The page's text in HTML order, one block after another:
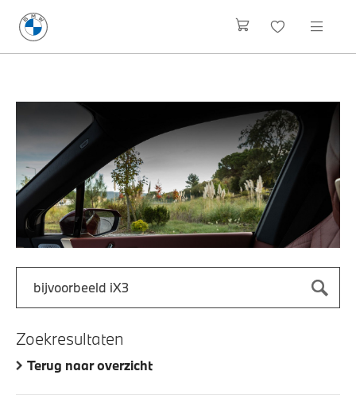
Zoek naar een automodel, bijvoorbeeld 3 Serie M-Sport
Zoekresultaten
Terug naar overzicht